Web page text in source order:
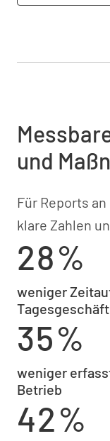
und
Für Reports
klare Zahlen
28%
weniger
Tagesgeschäft
35%
weniger
Betrieb
42%